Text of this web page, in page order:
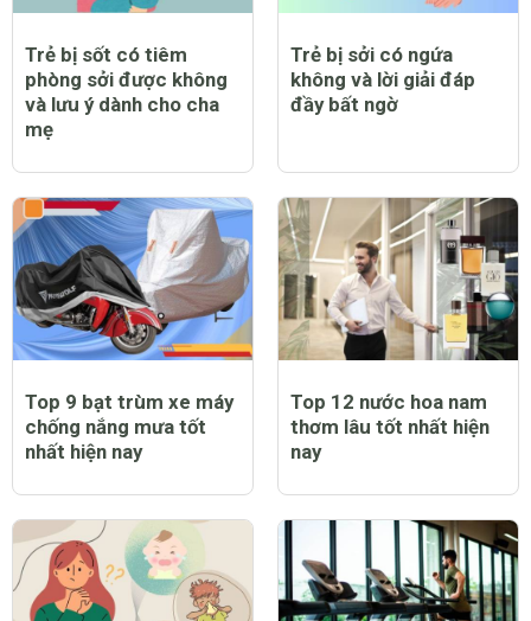
và lưu ý dành cho cha
mẹ
đầy bất ngờ
Top 9 bạt trùm xe máy
chống nắng mưa tốt
nhất hiện nay
Top 12 nước hoa nam
thơm lâu tốt nhất hiện
nay